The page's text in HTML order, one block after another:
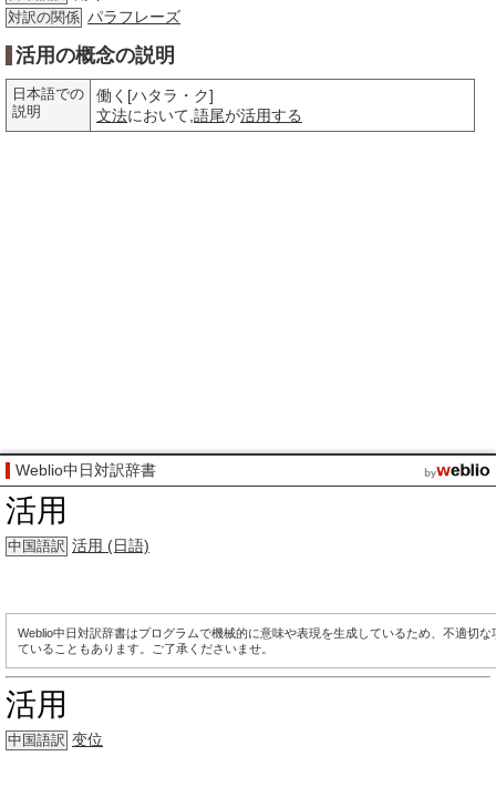
対訳の関係 パラフレーズ
活用の概念の説明
日本語での
説明
働く[ハタラ・ク]
文法において, 語尾が活用する
Weblio中日対訳辞書
活用
中国語訳 活用 (日語)
Weblio中日対訳辞書はプログラムで機械的に意味や表現を生成しているため、不適切な
ていることもあります。ご了承くださいませ。
活用
中国語訳 变位